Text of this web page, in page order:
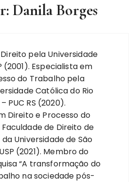
Danila Borges
pela Universidade
(2001). Especialista em
do Trabalho pela
Católica do Rio
PUC RS (2020).
Direito e Processo do
de Direito de
Universidade de São
(2021). Membro do
“A transformação do
na sociedade pós-